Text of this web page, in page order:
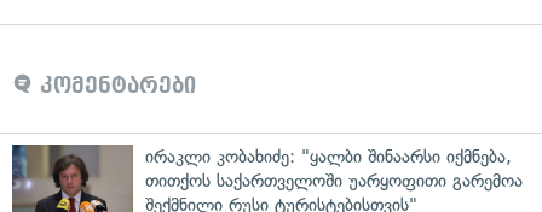
კომენტარები
ირაკლი კობახიძე: "ყალბი შინაარსი იქმნება,
თითქოს საქართველოში უარყოფითი გარემოა
შექმნილი რუსი ტურისტებისთვის"